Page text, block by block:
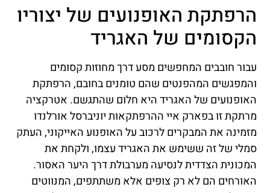
הרפתקת האופנועים של יצוריו
הקסומים של האגריד
עבור חובבים המחפשים מסע דרך מחוזות קסומים
והמפגשים המהפנטים שהם טומנים בחובם, הרפתקת
האופנועים של האגריד היא חלום שהתגשם. אטרקציה
מרתקת זו בפארק איי ההרפתקאות יוניברסל אורלנדו
מזמינה את המבקרים לרכוב על האופנוע האייקוני, העתק
סמלי של זה ששימש את האגריד עצמו, ולקחת את
המכונית הצדדית לנסיעה מערבולת דרך היער האסור.
האורחים הם לא רק צופים אלא משתתפים, המנווטים